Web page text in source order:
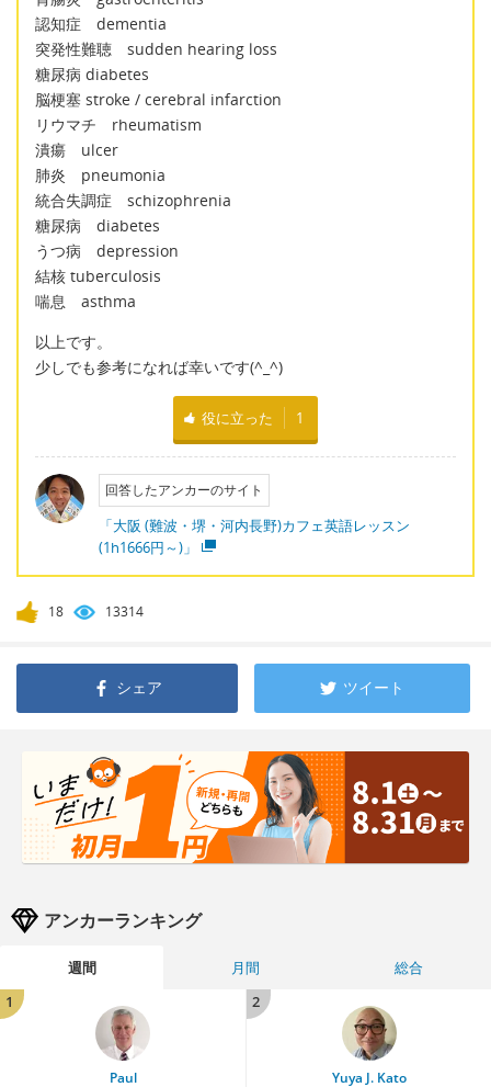
認知症 dementia
突発性難聴 sudden hearing loss
糖尿病 diabetes
脳梗塞 stroke / cerebral infarction
リウマチ rheumatism
潰瘍 ulcer
肺炎 pneumonia
統合失調症 schizophrenia
糖尿病 diabetes
うつ病 depression
結核 tuberculosis
喘息 asthma
以上です。
少しでも参考になれば幸いです(^_^)
役に立った 1
回答したアンカーのサイト
「大阪 (難波・堺・河内長野)カフェ英語レッスン
(1h1666円～)」
18 13314
シェア ツイート
アンカーランキング
週間 月間
総合
1
Paul
2
Yuya J. Kato